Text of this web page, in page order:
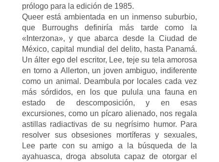
prólogo para la edición de 1985.
Queer está ambientada en un inmenso suburbio,
que Burroughs definiría más tarde como la
«Interzona», y que abarca desde la Ciudad de
México, capital mundial del delito, hasta Panamá.
Un álter ego del escritor, Lee, teje su tela amorosa
en torno a Allerton, un joven ambiguo, indiferente
como un animal. Deambula por locales cada vez
más sórdidos, en los que pulula una fauna en
estado de descomposición, y en esas
excursiones, como un pícaro alienado, nos regala
astillas radiactivas de su negrísimo humor. Para
resolver sus obsesiones mortíferas y sexuales,
Lee parte con su amigo a la búsqueda de la
ayahuasca, droga absoluta capaz de otorgar el